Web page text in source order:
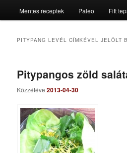
az
a
Mentes receptek Paleo Fitt
PITYPANG LEVÉL CÍMKÉVEL JELÖLT
Pitypangos zöld
Közzétéve2013-04-30